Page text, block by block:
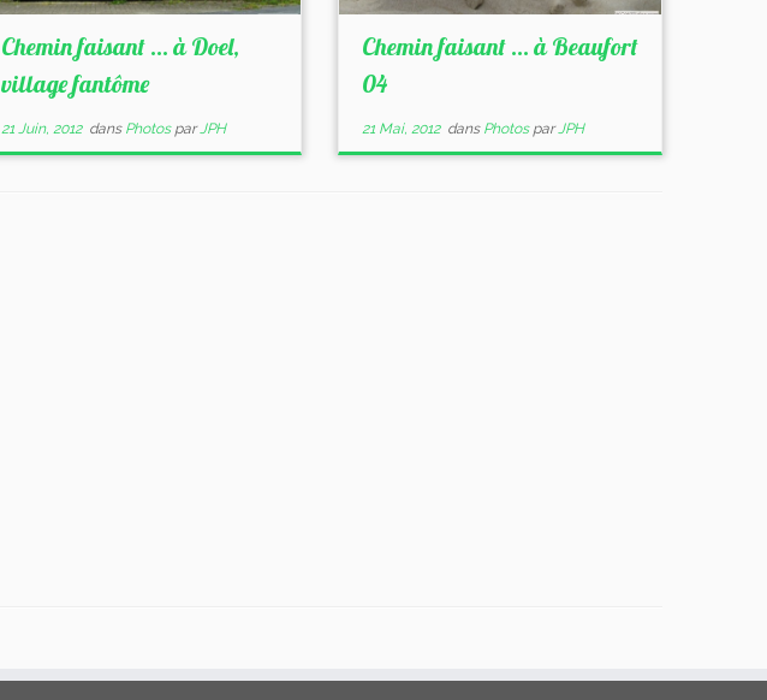
Chemin faisant … à Doel,
village fantôme
21 Juin, 2012dans Photos parJPH
Chemin faisant … à Beaufort
04
21 Mai, 2012dans Photos parJPH